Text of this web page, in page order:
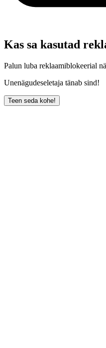
Kas sa kasutad
Palun luba reklaamiblokeerial
Unenägudeseletaja tänab sind!
Teen seda kohe!